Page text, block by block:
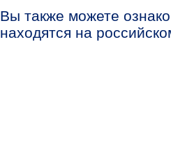
Вы также можете
находятся на